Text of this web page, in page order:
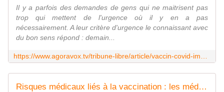
Il y a parfois des demandes de gens qui ne maitrisent pas
trop qui mettent de l'urgence où il y en a pas
nécessairement. A leur critère d'urgence le connaissant avec
du bon sens répond : demain...
Risques médicaux liés à la vaccination : les médecins obtiennent l'immunité juridique par décret ! - Vouillé un peu d'Histoire